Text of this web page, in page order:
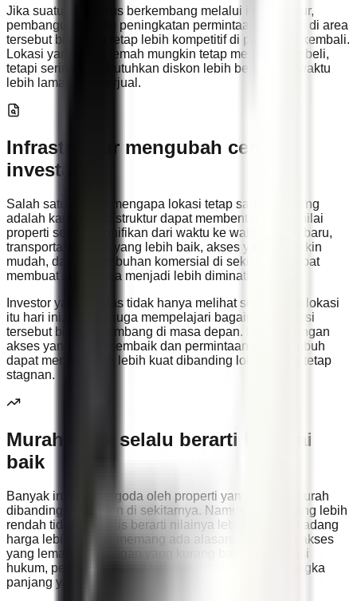
Jika suatu area terus berkembang melalui infrastruktur,
pembangunan, dan peningkatan permintaan, properti di area
tersebut biasanya tetap lebih kompetitif di pasar jual kembali.
Lokasi yang lebih lemah mungkin tetap memiliki pembeli,
tetapi sering membutuhkan diskon lebih besar atau waktu
lebih lama untuk terjual.
Infrastruktur mengubah cerita
investasi
Salah satu alasan mengapa lokasi tetap sangat penting
adalah karena infrastruktur dapat membentuk ulang nilai
properti secara signifikan dari waktu ke waktu. Jalan baru,
transportasi umum yang lebih baik, akses yang semakin
mudah, dan pertumbuhan komersial di sekitarnya dapat
membuat suatu area menjadi lebih diminati.
Investor yang cerdas tidak hanya melihat seperti apa lokasi
itu hari ini. Mereka juga mempelajari bagaimana lokasi
tersebut bisa berkembang di masa depan. Lokasi dengan
akses yang terus membaik dan permintaan yang tumbuh
dapat menjadi jauh lebih kuat dibanding lokasi yang tetap
stagnan.
Murah tidak selalu berarti bernilai
baik
Banyak investor tergoda oleh properti yang terlihat murah
dibanding listing lain di sekitarnya. Namun, harga yang lebih
rendah tidak otomatis berarti nilainya lebih baik. Terkadang
harga lebih rendah memang ada alasannya, seperti akses
yang lemah, lingkungan yang kurang baik, komplikasi
hukum, permintaan yang terbatas, atau daya tarik jangka
panjang yang rendah.